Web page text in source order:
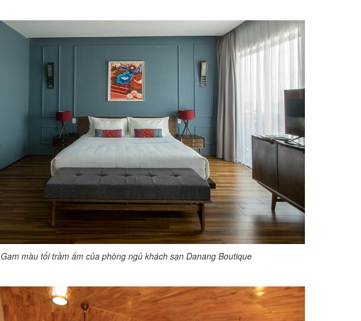
Gam màu tối trầm ấm của phòng ngủ khách sạn Danang Boutique